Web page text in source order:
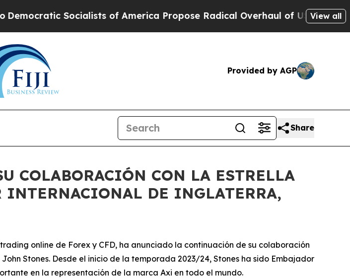
Socialists of America Propose Radical Overhaul of US Govt Indystar
View all
Provided by AGP
Share
COLABORACIÓN CON LA ESTRELLA
INTERNACIONAL DE INGLATERRA,
online de Forex y CFD, ha anunciado la continuación de su colaboración
Stones. Desde el inicio de la temporada 2023/24, Stones ha sido Embajador
en la representación de la marca Axi en todo el mundo.